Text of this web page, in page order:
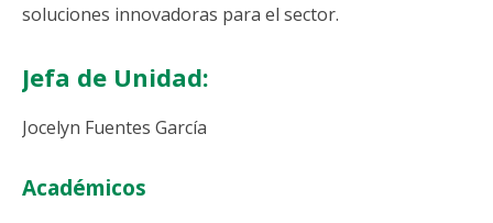
soluciones innovadoras para el sector.
Jefa de Unidad:
Jocelyn Fuentes García
Académicos